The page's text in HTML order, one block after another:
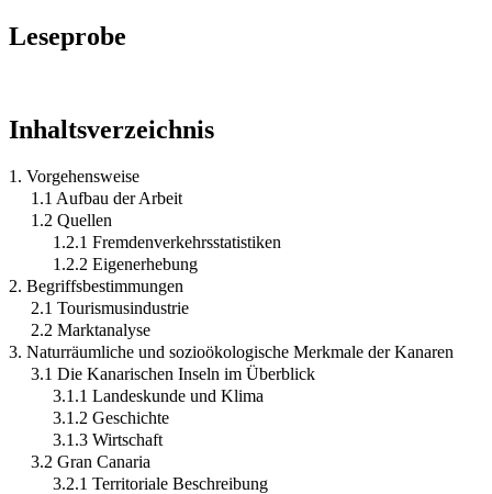
Leseprobe
Inhaltsverzeichnis
1. Vorgehensweise
1.1 Aufbau der Arbeit
1.2 Quellen
1.2.1 Fremdenverkehrsstatistiken
1.2.2 Eigenerhebung
2. Begriffsbestimmungen
2.1 Tourismusindustrie
2.2 Marktanalyse
3. Naturräumliche und sozioökologische Merkmale der Kanaren
3.1 Die Kanarischen Inseln im Überblick
3.1.1 Landeskunde und Klima
3.1.2 Geschichte
3.1.3 Wirtschaft
3.2 Gran Canaria
3.2.1 Territoriale Beschreibung